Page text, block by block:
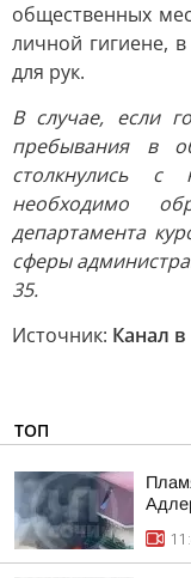
общественных
личной гигиене,
для рук.
В случае, если
пребывания в
столкнулись с
необходимо
департамента
сферы
35.
Источник: Канал
ТОП